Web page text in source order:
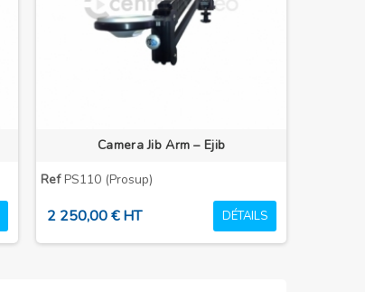
Camera Jib Arm – Ejib
RefPS110 (Prosup)
2 250,00 € HT DÉTAILS